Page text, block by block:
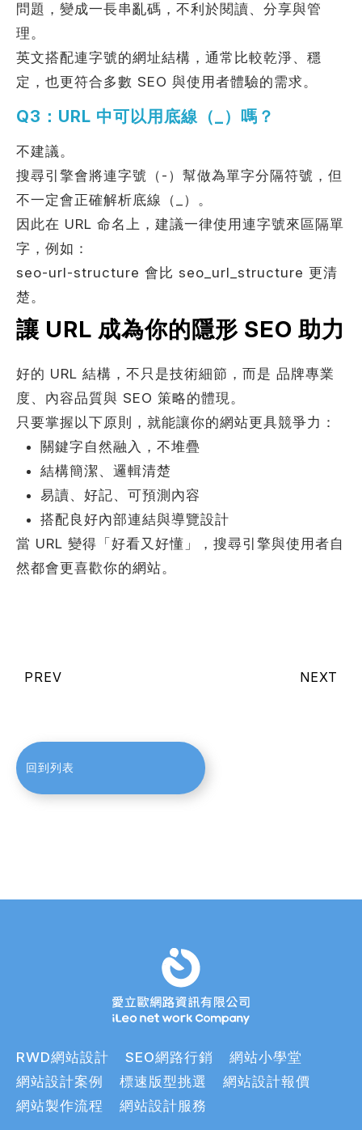
問題，變成一長串亂碼，不利於閱讀、分享與管
理。
英文搭配連字號的網址結構，通常比較乾淨、穩
定，也更符合多數 SEO 與使用者體驗的需求。
Q3：URL 中可以用底線（_）嗎？
不建議。
搜尋引擎會將連字號（-）幫做為單字分隔符號，但
不一定會正確解析底線（_）。
因此在 URL 命名上，建議一律使用連字號來區隔單
字，例如：
seo-url-structure 會比 seo_url_structure 更清
楚。
讓 URL 成為你的隱形 SEO 助力
好的 URL 結構，不只是技術細節，而是 品牌專業
度、內容品質與 SEO 策略的體現。
只要掌握以下原則，就能讓你的網站更具競爭力：
關鍵字自然融入，不堆疊
結構簡潔、邏輯清楚
易讀、好記、可預測內容
搭配良好內部連結與導覽設計
當 URL 變得「好看又好懂」，搜尋引擎與使用者自
然都會更喜歡你的網站。
PREV NEXT
回到列表
RWD網站設計 SEO網路行銷
網站小學堂
網站設計案例
標速版型挑選
網站設計報價
網站製作流程
網站設計服務